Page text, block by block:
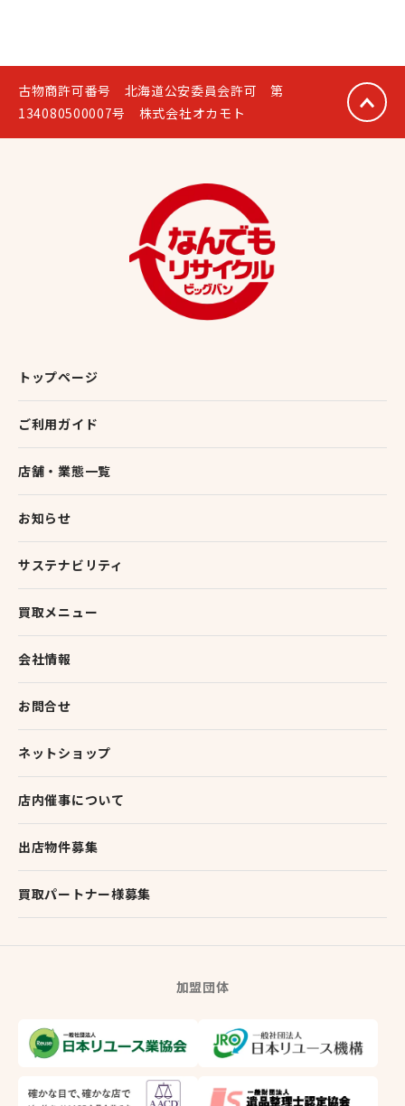
古物商許可番号 北海道公安委員会許可 第
134080500007号 株式会社オカモト
トップページ
ご利用ガイド
店舗・業態一覧
お知らせ
サステナビリティ
買取メニュー
会社情報
お問合せ
ネットショップ
店内催事について
出店物件募集
買取パートナー様募集
加盟団体